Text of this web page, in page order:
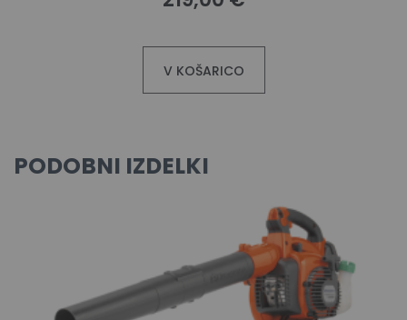
V KOŠARICO
PODOBNI IZDELKI